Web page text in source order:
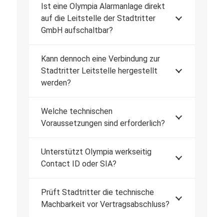
Ist eine Olympia Alarmanlage direkt
auf die Leitstelle der Stadtritter
GmbH aufschaltbar?
Kann dennoch eine Verbindung zur
Stadtritter Leitstelle hergestellt
werden?
Welche technischen
Voraussetzungen sind erforderlich?
Unterstützt Olympia werkseitig
Contact ID oder SIA?
Prüft Stadtritter die technische
Machbarkeit vor Vertragsabschluss?